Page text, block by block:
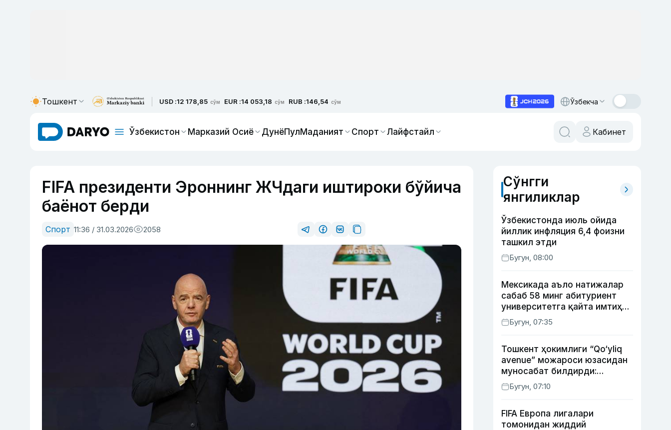
Тошкент USD :12 178,85 сўм EUR :14 053,18 сўм RUB :146,54 сўм Ўзбекча
Ўзбекистон Марказий Осиё ДунёПулМаданият Спорт Лайфстайл Кабинет
FIFA президенти Эроннинг ЖЧдаги иштироки бўйича
баёнот берди
Спорт 11:36 / 31.03.2026 2058
Сўнгги
янгиликлар
Ўзбекистонда июль ойида
йиллик инфляция 6,4 фоизни
ташкил этди
Бугун, 08:00
Мексикада аъло натижалар
сабаб 58 минг абитуриент
университетга қайта имтиҳон
топширади
Бугун, 07:35
Тошкент ҳокимлиги “Qo‘yliq
avenue” можароси юзасидан
муносабат билдирди:
қурилиш ишларининг 53
фоизи якунланган
Бугун, 07:10
FIFA Европа лигалари
томонидан жиддий